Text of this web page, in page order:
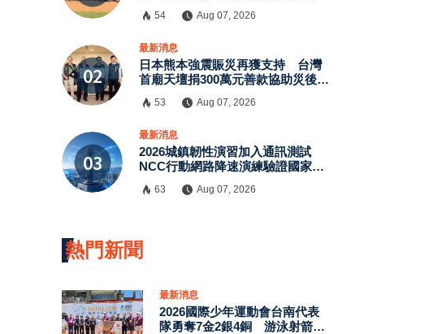
54 Aug 07, 2026
最新消息
日本熊本強震賑災再獲支持 台灣
首廟天壇捐300萬元善款協助災後復
53 Aug 07, 2026
最新消息
2026城鎮韌性演習加入通訊測試
NCC行動網路降速演練驗證國家通
63 Aug 07, 2026
熱門新聞
最新消息
2026國際少年運動會台南代表
隊勇奪7金2銀4銅 游泳射箭籃